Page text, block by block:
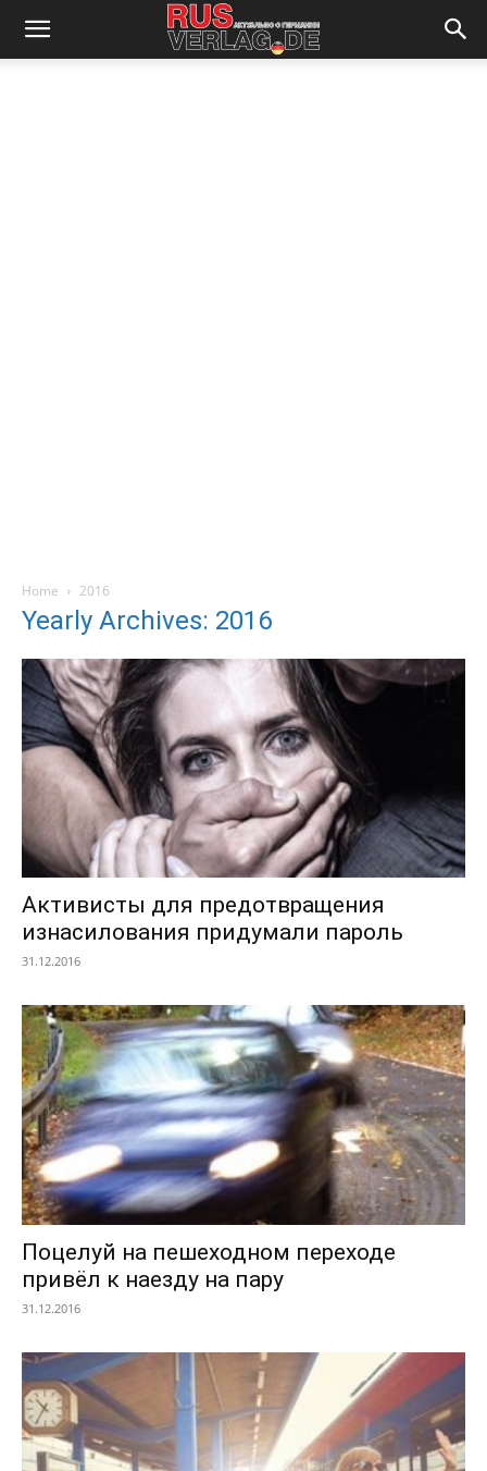
Home 2016
Yearly Archives: 2016
Активисты для предотвращения
изнасилования придумали пароль
31.12.2016
Поцелуй на пешеходном переходе
привёл к наезду на пару
31.12.2016